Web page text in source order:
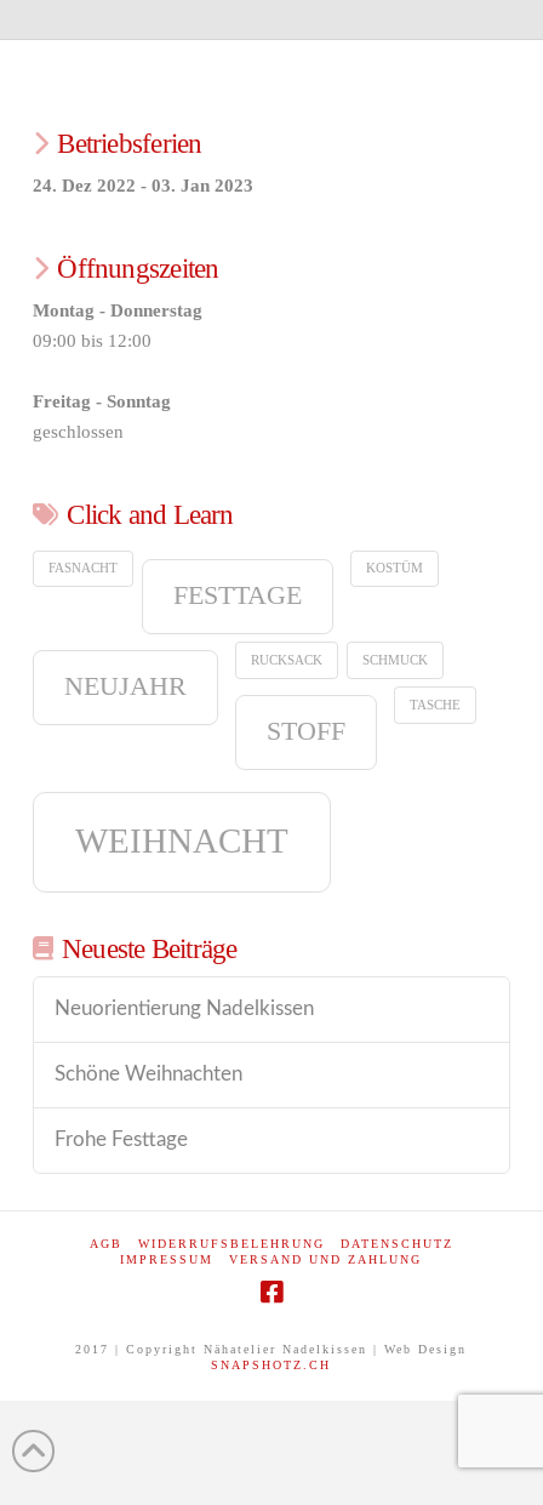
Betriebsferien
24. Dez 2022 - 03. Jan 2023
Öffnungszeiten
Montag - Donnerstag
09:00 bis 12:00
Freitag - Sonntag
geschlossen
Click and Learn
FASNACHT
FESTTAGE
KOSTÜM
NEUJAHR
RUCKSACK SCHMUCK
STOFF
TASCHE
WEIHNACHT
Neueste Beiträge
Neuorientierung Nadelkissen
Schöne Weihnachten
Frohe Festtage
AGB WIDERRUFSBELEHRUNG
DATENSCHUTZ
IMPRESSUM
VERSAND UND ZAHLUNG
2017 | Copyright Nähatelier Nadelkissen | Web Design
SNAPSHOTZ.CH